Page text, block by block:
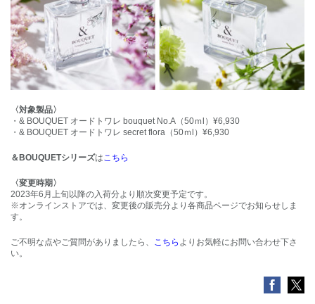
〈対象製品〉
・& BOUQUET オードトワレ bouquet No.A（50ｍl）¥6,930
・& BOUQUET オードトワレ secret flora（50ｍl）¥6,930
＆BOUQUETシリーズはこちら
〈変更時期〉
2023年6月上旬以降の入荷分より順次変更予定です。
※オンラインストアでは、変更後の販売分より各商品ページでお知らせしま
す。
ご不明な点やご質問がありましたら、 こちら よりお気軽にお問い合わせ下さ
い。